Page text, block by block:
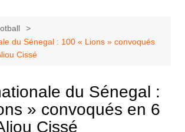
du Sénegal : 100 « Lions » convoqués
Cissé
du Sénegal :
» convoqués en 6
Cissé